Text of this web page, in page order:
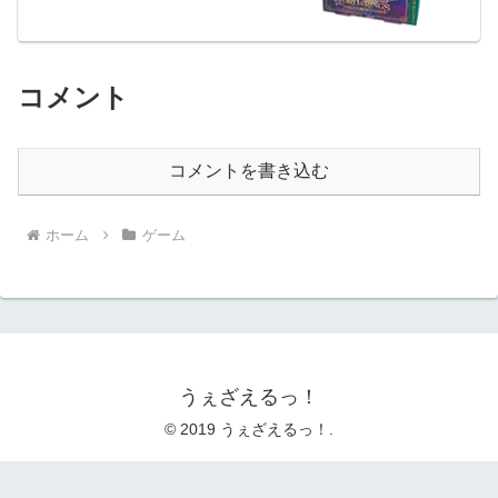
コメント
コメントを書き込む
ホーム ゲーム
うぇざえるっ！
© 2019 うぇざえるっ！.